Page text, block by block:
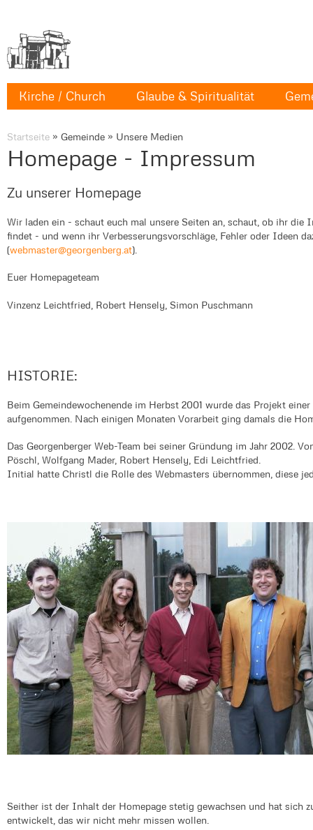
Kirche / Church Glaube & Spiritualität
Startseite » Gemeinde » Unsere Medien
Homepage - Impressum
Zu unserer Homepage
Wir laden ein - schaut euch mal unsere Seiten an, schaut, ob ihr die
findet - und wenn ihr Verbesserungsvorschläge, Fehler oder Ideen
(webmaster@georgenberg.at).
Euer Homepageteam
Vinzenz Leichtfried, Robert Hensely, Simon Puschmann
HISTORIE:
Beim Gemeindewochenende im Herbst 2001 wurde das Projekt
aufgenommen. Nach einigen Monaten Vorarbeit ging damals die
Das Georgenberger Web-Team bei seiner Gründung im Jahr 2002.
Pöschl, Wolfgang Mader, Robert Hensely, Edi Leichtfried.
Initial hatte Christl die Rolle des Webmasters übernommen, diese
Seither ist der Inhalt der Homepage stetig gewachsen und hat sich
entwickelt, das wir nicht mehr missen wollen.